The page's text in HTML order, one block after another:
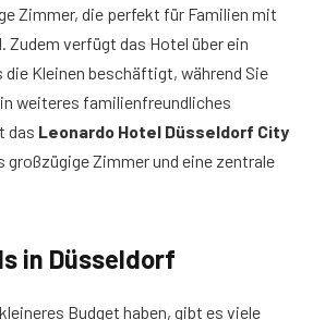
Zimmer, die perfekt für Familien mit
Zudem verfügt das Hotel über ein
die Kleinen beschäftigt, während Sie
weiteres familienfreundliches
das Leonardo Hotel Düsseldorf City
großzügige Zimmer und eine zentrale
in Düsseldorf
Budget haben, gibt es viele